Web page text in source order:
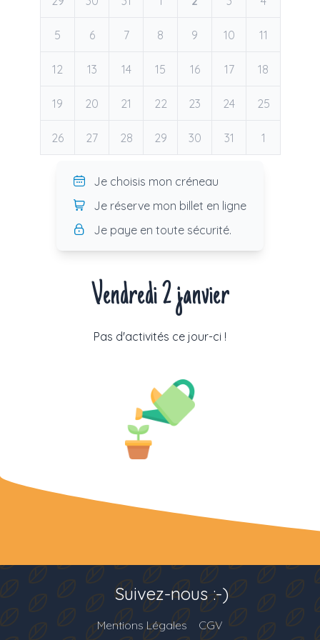
5 6 7 8 9 10 11
12 13 14 15 16 17 18
19 20 21 22 23 24 25
26 27 28 29 30 31 1
Je choisis mon créneau
Je réserve mon billet en ligne
Je paye en toute sécurité.
Vendredi 2 janvier
Pas d'activités ce jour-ci !
Mentions Légales CGV
Suivez-nous :-)